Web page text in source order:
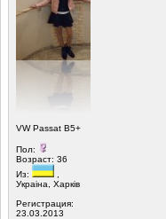
VW Passat B5+
Пол:
Возраст: 36
Из:
Украiна, Харкiв
Регистрация:
23.03.2013